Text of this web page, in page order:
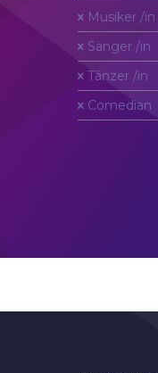
Musiker /in
Sänger /in
Tänzer /in
Comedian